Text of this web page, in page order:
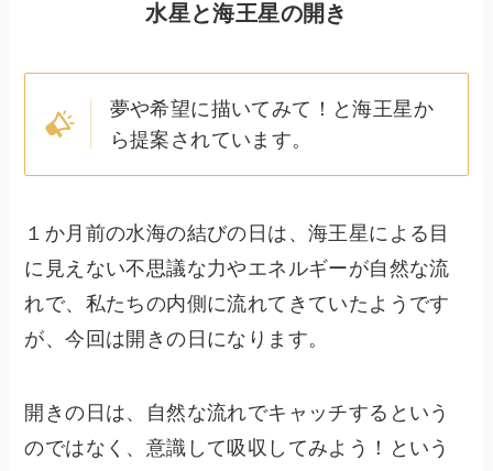
水星と海王星の開き
夢や希望に描いてみて！と海王星か
ら提案されています。
１か月前の水海の結びの日は、海王星による目
に見えない不思議な力やエネルギーが自然な流
れで、私たちの内側に流れてきていたようです
が、今回は開きの日になります。
開きの日は、自然な流れでキャッチするという
のではなく、意識して吸収してみよう！という